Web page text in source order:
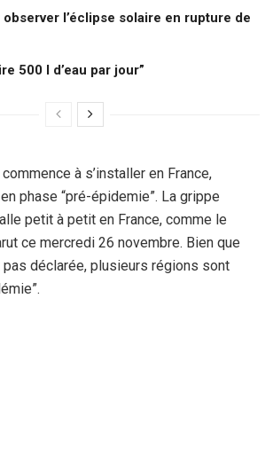
l’éclipse solaire en rupture de
500 l d’eau par jour”
à s’installer en France,
phase “pré-épidemie”. La grippe
petit à petit en France, comme le
ce mercredi 26 novembre. Bien que
pas déclarée, plusieurs régions sont